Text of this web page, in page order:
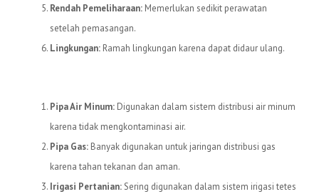
Rendah Pemeliharaan: Memerlukan sedikit perawatan
setelah pemasangan.
Lingkungan: Ramah lingkungan karena dapat didaur ulang.
Pipa Air Minum: Digunakan dalam sistem distribusi air minum
karena tidak mengkontaminasi air.
Pipa Gas: Banyak digunakan untuk jaringan distribusi gas
karena tahan tekanan dan aman.
Irigasi Pertanian:Sering digunakan dalam sistem irigasi tetes